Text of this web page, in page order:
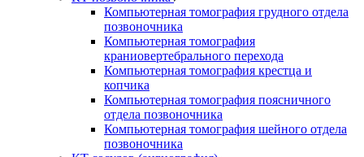
Компьютерная томография грудного отдела
позвоночника
Компьютерная томография
краниовертебрального перехода
Компьютерная томография крестца и
копчика
Компьютерная томография поясничного
отдела позвоночника
Компьютерная томография шейного отдела
позвоночника